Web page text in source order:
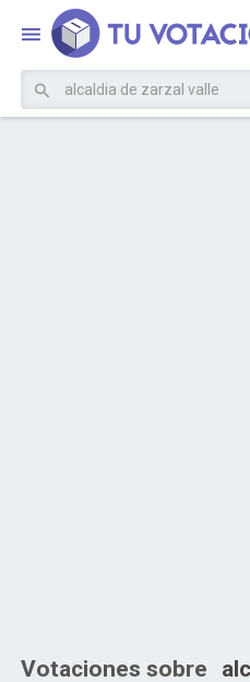
Votaciones sobre